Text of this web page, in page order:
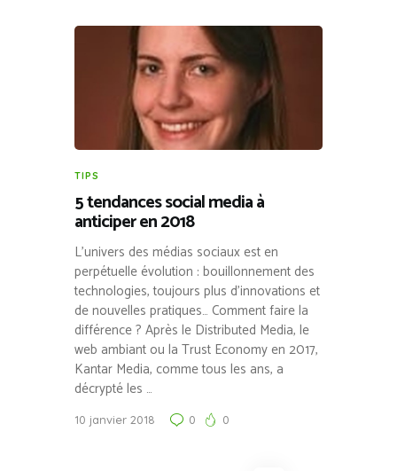
TIPS
5 tendances social media à
anticiper en 2018
L’univers des médias sociaux est en
perpétuelle évolution : bouillonnement des
technologies, toujours plus d’innovations et
de nouvelles pratiques… Comment faire la
différence ? Après le Distributed Media, le
web ambiant ou la Trust Economy en 2017,
Kantar Media, comme tous les ans, a
décrypté les …
10 janvier 2018 0 0